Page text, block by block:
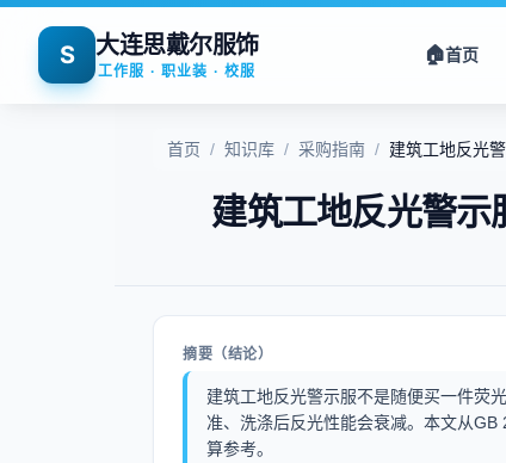
S 大连思戴尔服饰
工作服 · 职业装 · 校服
🏠首页
首页 / 知识库 / 采购指南 / 建筑工地反光
建筑工地反光警
摘要（结论）
建筑工地反光警示服不是随便买一件荧
准、洗涤后反光性能会衰减。本文从
算参考。